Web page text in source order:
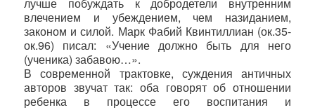
влечением и убеждением, чем назиданием,
законом и силой. Марк Фабий Квинтиллиан (ок.35-
ок.96) писал: «Учение должно быть для него
(ученика) забавою…».
В современной трактовке, суждения античных
авторов звучат так: оба говорят об отношении
ребенка в процессе его воспитания и